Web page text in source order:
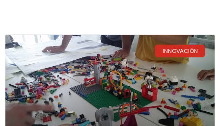
INNOVACIÓN